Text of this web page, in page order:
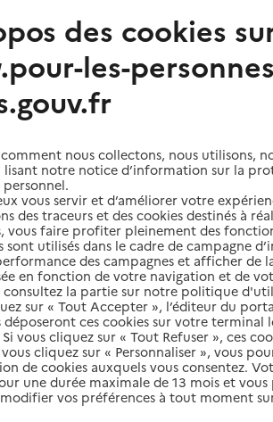
EHPAD Le Domaine
de l'annuaire
Domaine
SOMME
2024
autour de Acheux-en-
erreur
des cookies
les-
nous collectons, nous utilisons,
lisant notre notice d’information sur la
vous servir et d’améliorer votre
des traceurs et des cookies destinés à
vous faire profiter pleinement des
sont utilisés dans le cadre de campagne
des campagnes et afficher de
en fonction de votre navigation et de
consultez la partie sur notre politique
sur « Tout Accepter », l’éditeur du
déposeront ces cookies sur votre terminal
vous cliquez sur « Tout Refuser », ces
vous cliquez sur « Personnaliser », vous
de cookies auxquels vous consentez.
une durée maximale de 13 mois et
vos préférences à tout moment